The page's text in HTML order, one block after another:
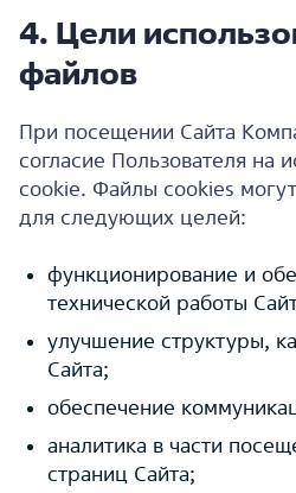
4. Цели
файлов
При посещении Сайта
согласие Пользователя на
cookie. Файлы cookies
для следующих целей:
функционирование и
технической работы
улучшение структуры,
Сайта;
обеспечение
аналитика в части
страниц Сайта;